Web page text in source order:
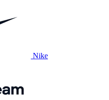
Nike